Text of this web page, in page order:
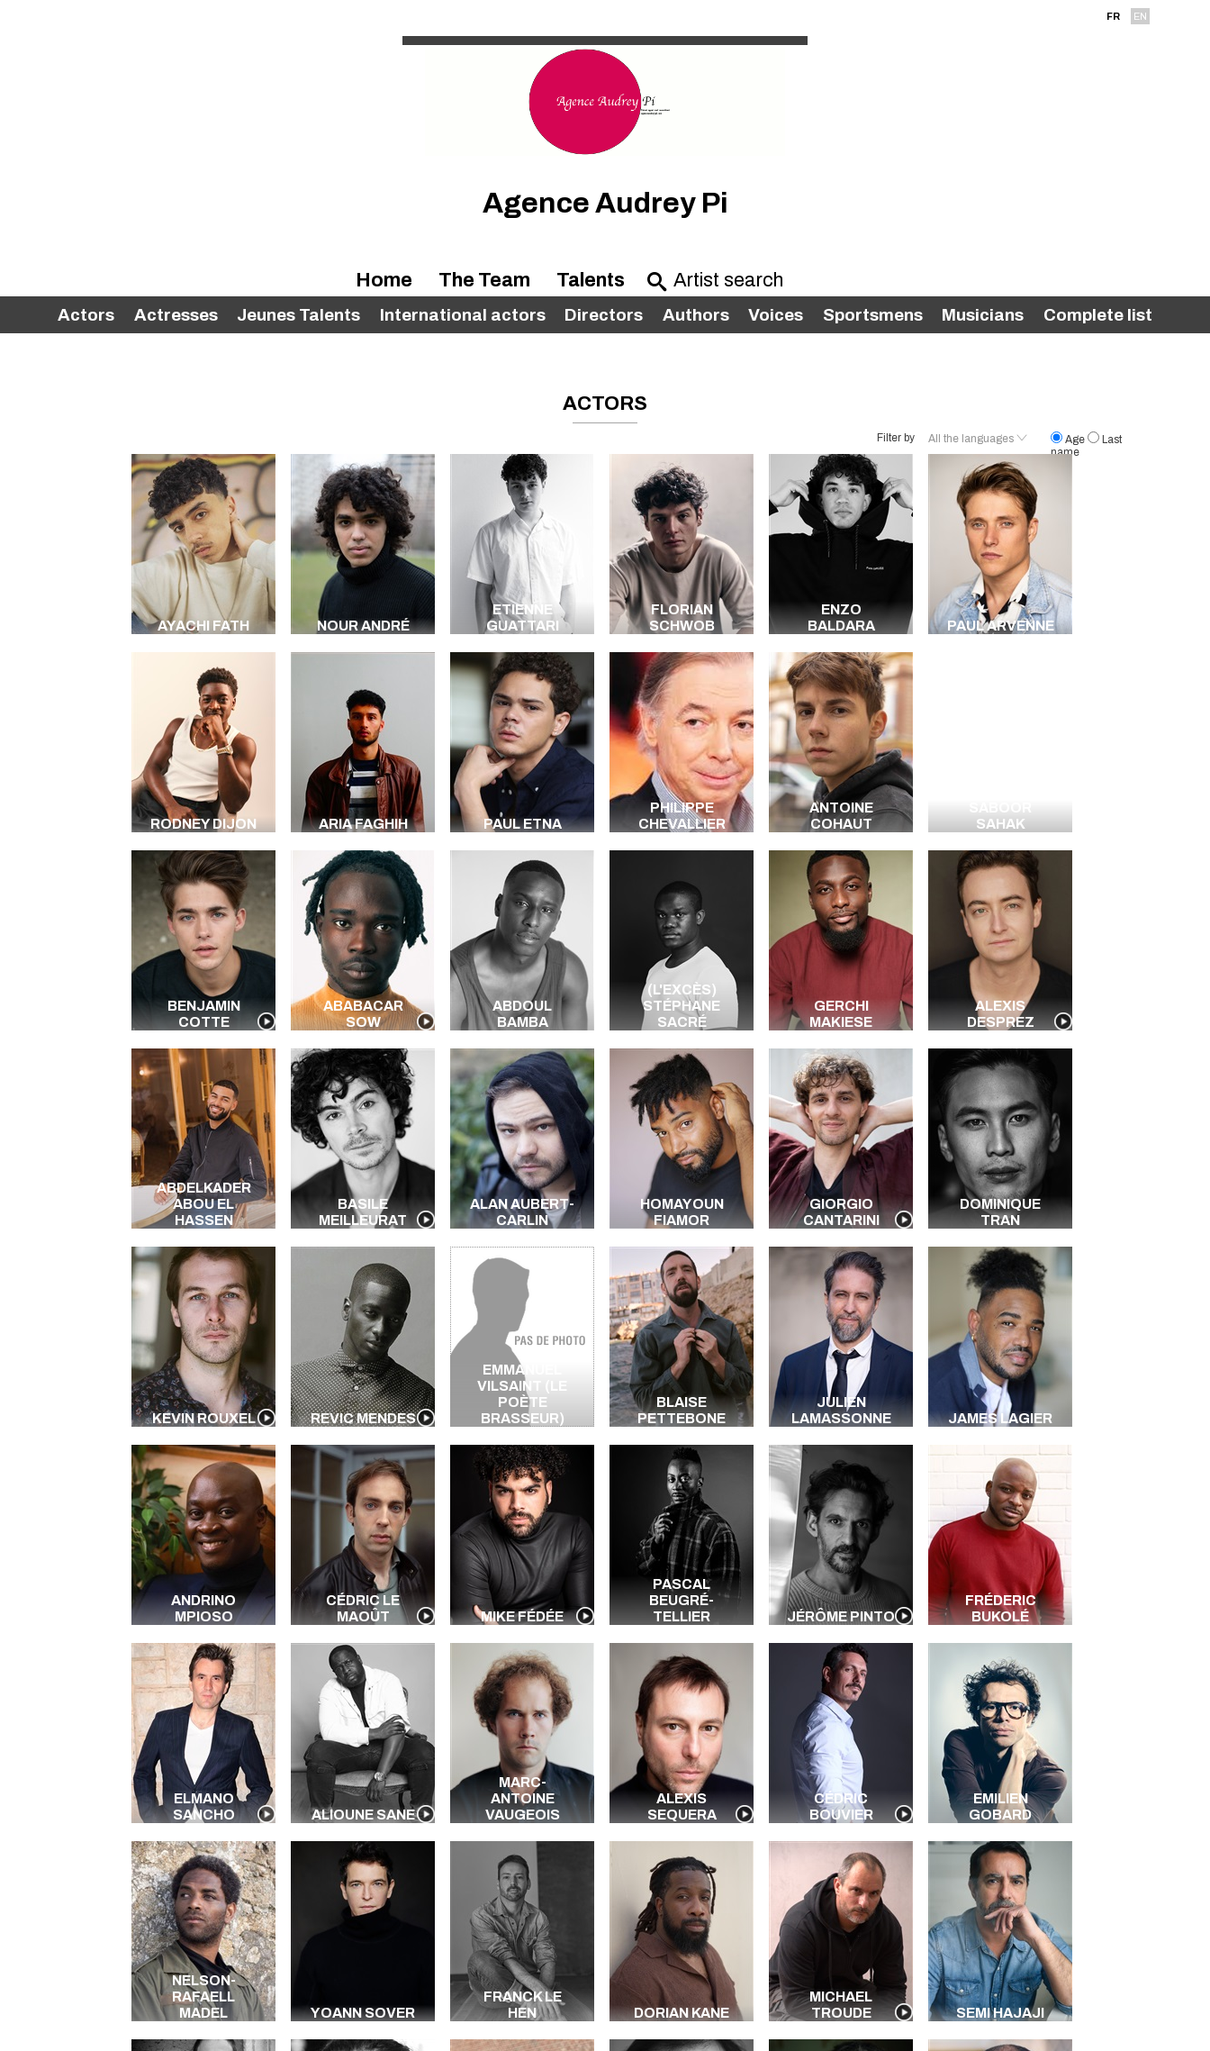
FR EN
Agence Audrey Pi
Home The Team Talents
Actors Actresses Jeunes Talents International actors Directors Authors Voices Sportsmens Musicians Complete list
ACTORS
Filter by
All the languages
English
Spanish
Chinese
une langue
africaine
Italian
Portuguese
Arabic
Bambara
Age
Last
name
AYACHI FATH NOUR ANDRÉ
ETIENNE
GUATTARI
FLORIAN
SCHWOB
ENZO
BALDARA
PAUL ARVENNE
RODNEY DIJON ARIA FAGHIH PAUL ETNA
PHILIPPE
CHEVALLIER
ANTOINE
COHAUT
SAHAK
BENJAMIN
COTTE
ABABACAR
SOW
ABDOUL
BAMBA
(L'EXCÈS)
STÉPHANE
SACRÉ
GERCHI
MAKIESE
ALEXIS
DESPREZ
ABDELKADER
ABOU EL
HASSEN
BASILE
MEILLEURAT
ALAN AUBERT-
CARLIN
HOMAYOUN
FIAMOR
GIORGIO
CANTARINI
DOMINIQUE
TRAN
KEVIN ROUXEL REVIC MENDES
EMMANUEL
VILSAINT (LE
POÈTE
BRASSEUR)
BLAISE
PETTEBONE
JULIEN
LAMASSONNE
JAMES LAGIER
ANDRINO
MPIOSO
CÉDRIC LE
MAOÛT
MIKE FÉDÉE
PASCAL
BEUGRÉ-
TELLIER
JÉRÔME PINTO
FRÉDERIC
BUKOLÉ
ELMANO
SANCHO
ALIOUNE SANE
MARC-
ANTOINE
VAUGEOIS
ALEXIS
SEQUERA
CÉDRIC
BOUVIER
EMILIEN
GOBARD
NELSON-
RAFAELL
MADEL
YOANN SOVER
FRANCK LE
HEN
DORIAN KANE
MICHAEL
TROUDE
SEMI HAJAJI